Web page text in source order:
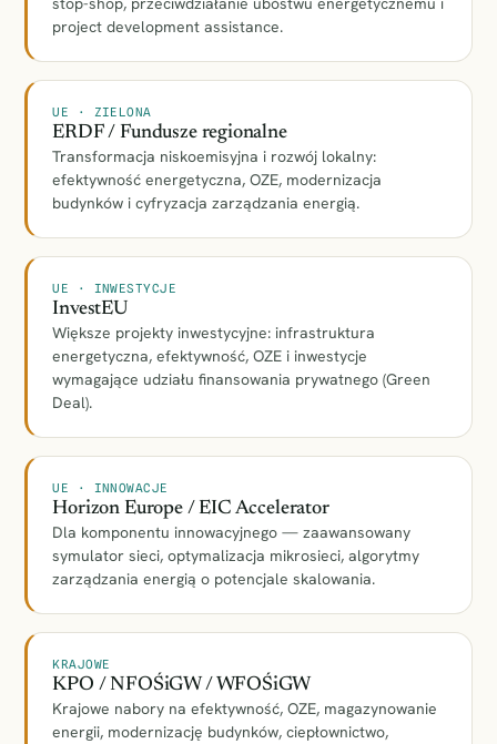
project development assistance.
UE · ZIELONA
ERDF / Fundusze regionalne
Transformacja niskoemisyjna i rozwój lokalny:
efektywność energetyczna, OZE, modernizacja
budynków i cyfryzacja zarządzania energią.
UE · INWESTYCJE
InvestEU
Większe projekty inwestycyjne: infrastruktura
energetyczna, efektywność, OZE i inwestycje
wymagające udziału finansowania prywatnego (Green
Deal).
UE · INNOWACJE
Horizon Europe / EIC Accelerator
Dla komponentu innowacyjnego — zaawansowany
symulator sieci, optymalizacja mikrosieci, algorytmy
zarządzania energią o potencjale skalowania.
KRAJOWE
KPO / NFOŚiGW / WFOŚiGW
Krajowe nabory na efektywność, OZE, magazynowanie
energii, modernizację budynków, ciepłownictwo,